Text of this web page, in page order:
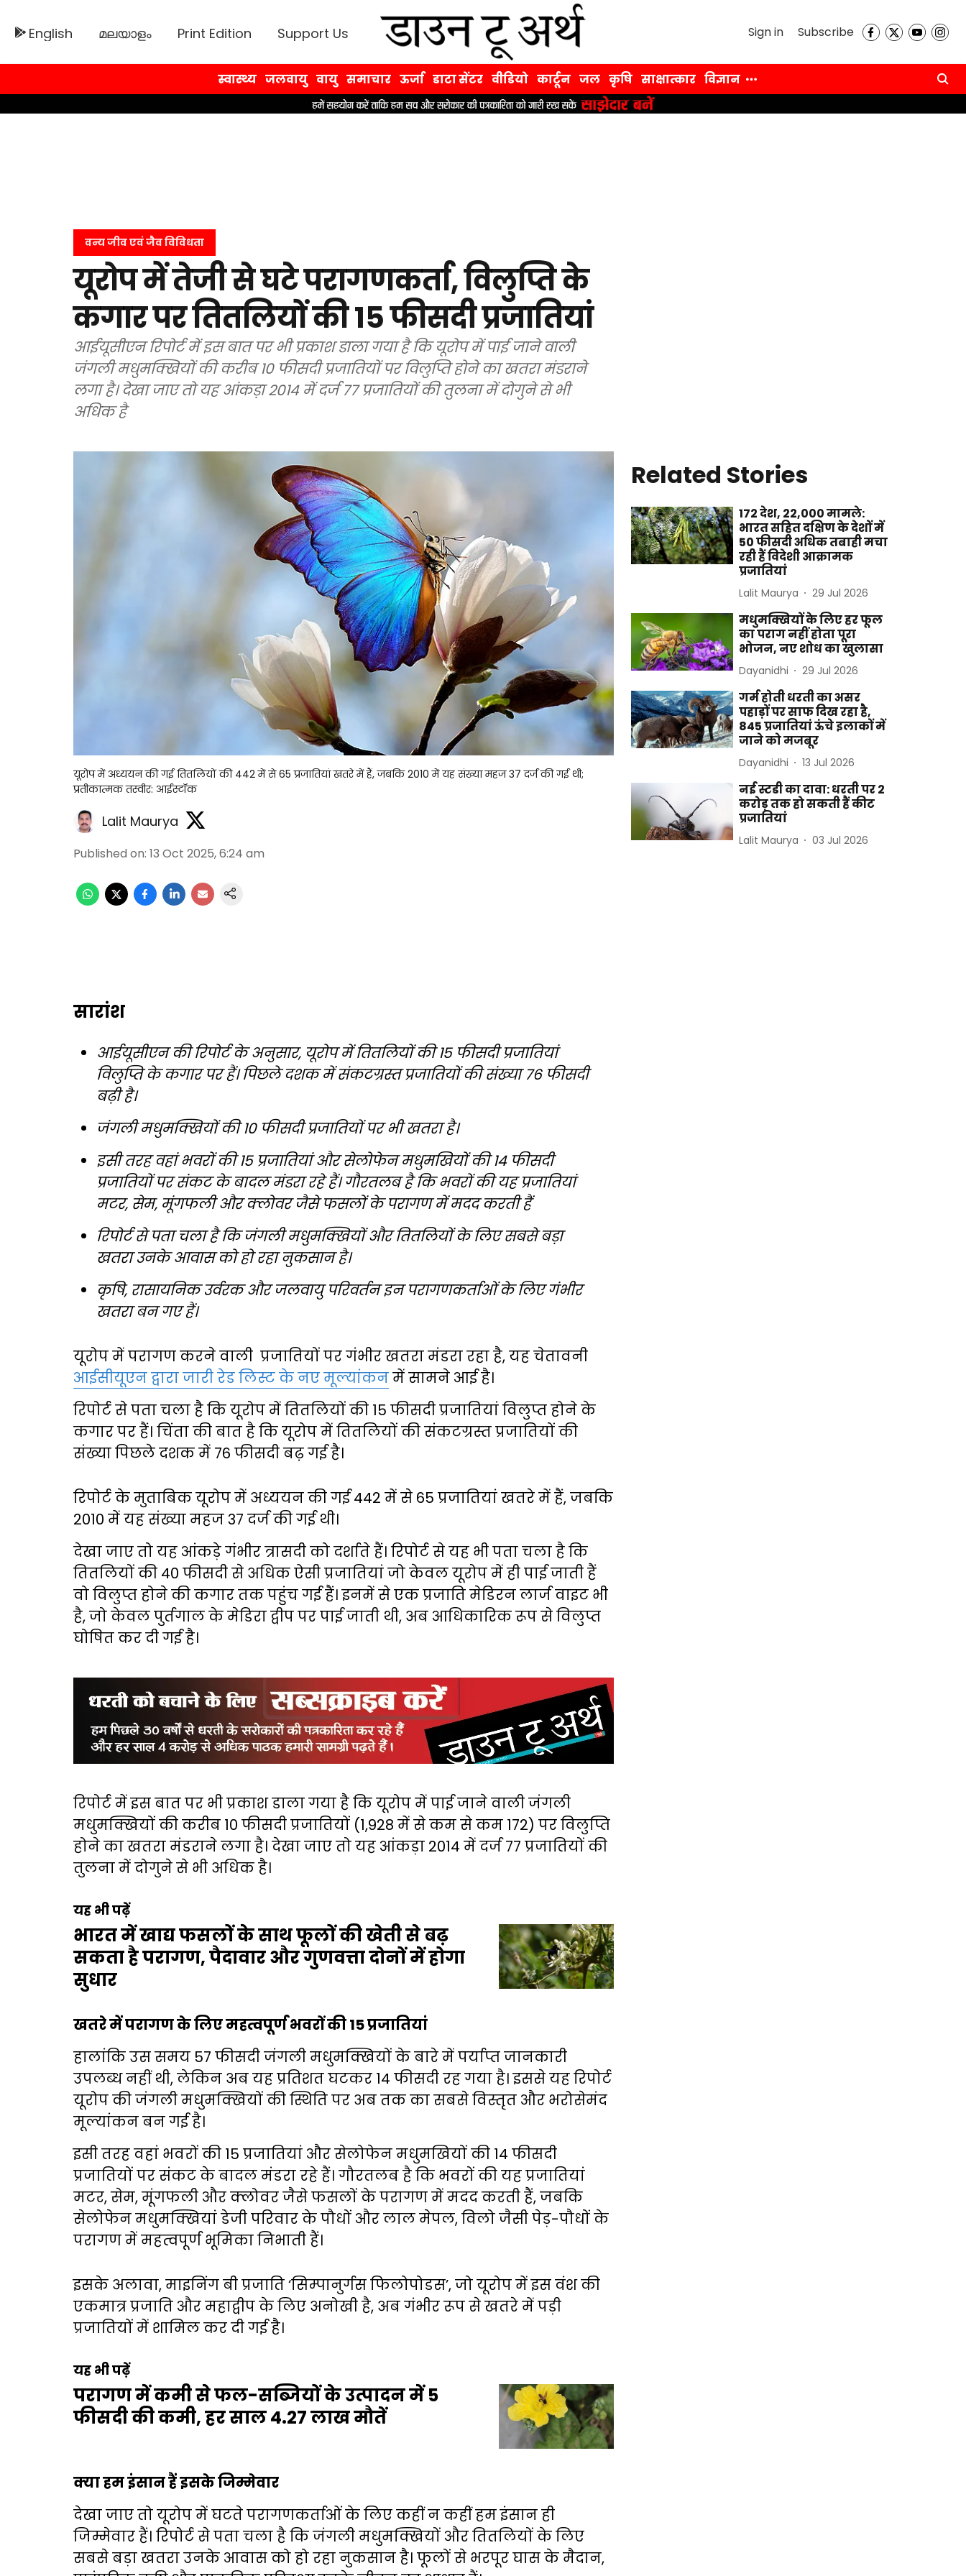
English മലയാളം Print Edition Support Us Sign in Subscribe
स्वास्थ्य जलवायु वायु समाचार ऊर्जा डाटा सेंटर वीडियो कार्टून जल कृषि साक्षात्कार विज्ञान
वन्य जीव एवं जैव विविधता
यूरोप में तेजी से घटे परागणकर्ता, विलुप्ति के
कगार पर तितलियों की 15 फीसदी प्रजातियां
आईयूसीएन रिपोर्ट में इस बात पर भी प्रकाश डाला गया है कि यूरोप में पाई जाने वाली
जंगली मधुमक्खियों की करीब 10 फीसदी प्रजातियों पर विलुप्ति होने का खतरा मंडराने
लगा है। देखा जाए तो यह आंकड़ा 2014 में दर्ज 77 प्रजातियों की तुलना में दोगुने से भी
अधिक है
यूरोप में अध्ययन की गई तितलियों की 442 में से 65 प्रजातियां खतरे में हैं, जबकि 2010 में यह संख्या महज 37 दर्ज की गई थी;
प्रतीकात्मक तस्वीर: आईस्टॉक
Lalit Maurya
Published on: 13 Oct 2025, 6:24 am
सारांश
आईयूसीएन की रिपोर्ट के अनुसार, यूरोप में तितलियों की 15 फीसदी प्रजातियां
विलुप्ति के कगार पर हैं। पिछले दशक में संकटग्रस्त प्रजातियों की संख्या 76 फीसदी
बढ़ी है।
जंगली मधुमक्खियों की 10 फीसदी प्रजातियों पर भी खतरा है।
इसी तरह वहां भवरों की 15 प्रजातियां और सेलोफेन मधुमखियों की 14 फीसदी
प्रजातियों पर संकट के बादल मंडरा रहे हैं। गौरतलब है कि भवरों की यह प्रजातियां
मटर, सेम, मूंगफली और क्लोवर जैसे फसलों के परागण में मदद करती हैं
रिपोर्ट से पता चला है कि जंगली मधुमक्खियों और तितलियों के लिए सबसे बड़ा
खतरा उनके आवास को हो रहा नुकसान है।
कृषि, रासायनिक उर्वरक और जलवायु परिवर्तन इन परागणकर्ताओं के लिए गंभीर
खतरा बन गए हैं।
यूरोप में परागण करने वाली प्रजातियों पर गंभीर खतरा मंडरा रहा है, यह चेतावनी
आईसीयूएन द्वारा जारी रेड लिस्ट के नए मूल्यांकनमें सामने आई है।
रिपोर्ट से पता चला है कि यूरोप में तितलियों की 15 फीसदी प्रजातियां विलुप्त होने के
कगार पर हैं। चिंता की बात है कि यूरोप में तितलियों की संकटग्रस्त प्रजातियों की
संख्या पिछले दशक में 76 फीसदी बढ़ गई है।
रिपोर्ट के मुताबिक यूरोप में अध्ययन की गई 442 में से 65 प्रजातियां खतरे में हैं, जबकि
2010 में यह संख्या महज 37 दर्ज की गई थी।
देखा जाए तो यह आंकड़े गंभीर त्रासदी को दर्शाते हैं। रिपोर्ट से यह भी पता चला है कि
तितलियों की 40 फीसदी से अधिक ऐसी प्रजातियां जो केवल यूरोप में ही पाई जाती हैं
वो विलुप्त होने की कगार तक पहुंच गई हैं। इनमें से एक प्रजाति मेडिरन लार्ज वाइट भी
है, जो केवल पुर्तगाल के मेडिरा द्वीप पर पाई जाती थी, अब आधिकारिक रूप से विलुप्त
घोषित कर दी गई है।
रिपोर्ट में इस बात पर भी प्रकाश डाला गया है कि यूरोप में पाई जाने वाली जंगली
मधुमक्खियों की करीब 10 फीसदी प्रजातियों (1,928 में से कम से कम 172) पर विलुप्ति
होने का खतरा मंडराने लगा है। देखा जाए तो यह आंकड़ा 2014 में दर्ज 77 प्रजातियों की
तुलना में दोगुने से भी अधिक है।
यह भी पढ़ें
भारत में खाद्य फसलों के साथ फूलों की खेती से बढ़
सकता है परागण, पैदावार और गुणवत्ता दोनों में होगा
सुधार
खतरे में परागण के लिए महत्वपूर्ण भवरों की 15 प्रजातियां
हालांकि उस समय 57 फीसदी जंगली मधुमक्खियों के बारे में पर्याप्त जानकारी
उपलब्ध नहीं थी, लेकिन अब यह प्रतिशत घटकर 14 फीसदी रह गया है। इससे यह रिपोर्ट
यूरोप की जंगली मधुमक्खियों की स्थिति पर अब तक का सबसे विस्तृत और भरोसेमंद
मूल्यांकन बन गई है।
इसी तरह वहां भवरों की 15 प्रजातियां और सेलोफेन मधुमखियों की 14 फीसदी
प्रजातियों पर संकट के बादल मंडरा रहे हैं। गौरतलब है कि भवरों की यह प्रजातियां
मटर, सेम, मूंगफली और क्लोवर जैसे फसलों के परागण में मदद करती हैं, जबकि
सेलोफेन मधुमक्खियां डेजी परिवार के पौधों और लाल मेपल, विलो जैसी पेड़-पौधों के
परागण में महत्वपूर्ण भूमिका निभाती हैं।
इसके अलावा, माइनिंग बी प्रजाति ‘सिम्पानुर्गस फिलोपोडस’, जो यूरोप में इस वंश की
एकमात्र प्रजाति और महाद्वीप के लिए अनोखी है, अब गंभीर रूप से खतरे में पड़ी
प्रजातियों में शामिल कर दी गई है।
यह भी पढ़ें
परागण में कमी से फल-सब्जियों के उत्पादन में 5
फीसदी की कमी, हर साल 4.27 लाख मौतें
क्या हम इंसान हैं इसके जिम्मेवार
देखा जाए तो यूरोप में घटते परागणकर्ताओं के लिए कहीं न कहीं हम इंसान ही
जिम्मेवार हैं। रिपोर्ट से पता चला है कि जंगली मधुमक्खियों और तितलियों के लिए
सबसे बड़ा खतरा उनके आवास को हो रहा नुकसान है। फूलों से भरपूर घास के मैदान,
Related Stories
172 देश, 22,000 मामले:
भारत सहित दक्षिण के देशों में
50 फीसदी अधिक तबाही मचा
रही हैं विदेशी आक्रामक
प्रजातियां
Lalit Maurya 29 Jul 2026
मधुमक्खियों के लिए हर फूल
का पराग नहीं होता पूरा
भोजन, नए शोध का खुलासा
Dayanidhi 29 Jul 2026
गर्म होती धरती का असर
पहाड़ों पर साफ दिख रहा है,
845 प्रजातियां ऊंचे इलाकों में
जाने को मजबूर
Dayanidhi 13 Jul 2026
नई स्टडी का दावा: धरती पर 2
करोड़ तक हो सकती हैं कीट
प्रजातियां
Lalit Maurya 03 Jul 2026